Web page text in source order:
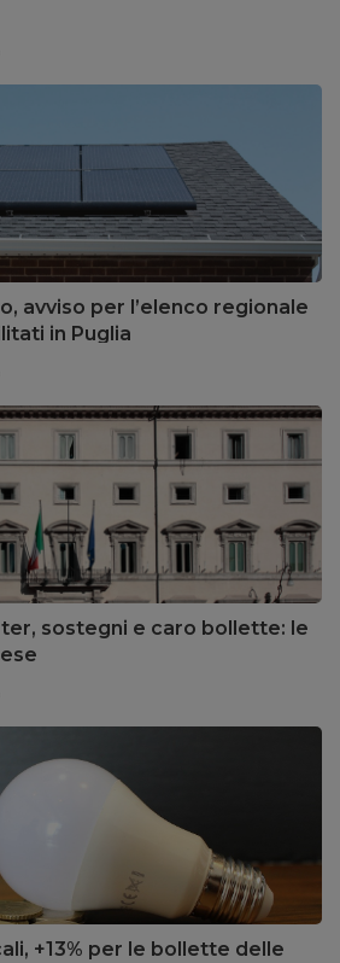
avviso per l’elenco regionale
in Puglia
sostegni e caro bollette: le
+13% per le bollette delle